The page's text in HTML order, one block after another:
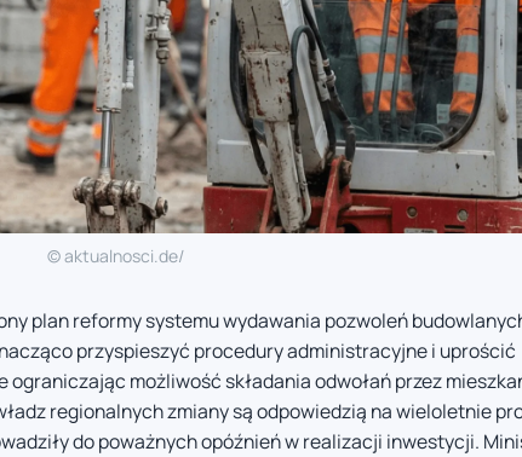
© aktualnosci.de/
plan reformy systemu wydawania pozwoleń
przyspieszyć procedury administracyjne i uprościć
możliwość składania odwołań przez
regionalnych zmiany są odpowiedzią na wieloletnie
do poważnych opóźnień w realizacji inwestycji.